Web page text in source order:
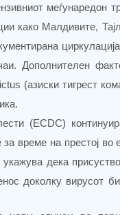
меѓунаредон
како Малдивите,
Дополнителен
(азиски тигрест
(ECDC)
време на престој во
дека
доколку вирусот